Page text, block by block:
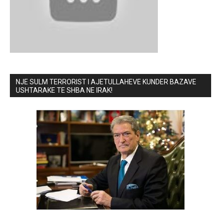
NJE SULM TERRORIST I AJETULLAHEVE KUNDER BAZAVE
USHTARAKE TE SHBA NE IRAK!